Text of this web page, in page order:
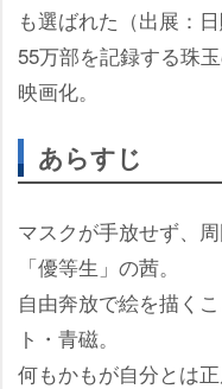
も選ばれた（出展：
55万部を記録する珠
映画化。
あらすじ
マスクが手放せず、
「優等生」の茜。
自由奔放で絵を描く
ト・青磁。
何もかもが自分とは